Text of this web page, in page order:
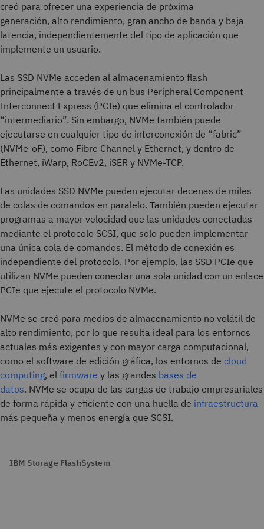
creó para ofrecer una experiencia de próxima
generación, alto rendimiento, gran ancho de banda y baja
latencia, independientemente del tipo de aplicación que
implemente un usuario.
Las SSD NVMe acceden al almacenamiento flash
principalmente a través de un bus Peripheral Component
Interconnect Express (PCIe) que elimina el controlador
“intermediario”. Sin embargo, NVMe también puede
ejecutarse en cualquier tipo de interconexión de “fabric”
(NVMe-oF), como Fibre Channel y Ethernet, y dentro de
Ethernet, iWarp, RoCEv2, iSER y NVMe-TCP.
Las unidades SSD NVMe pueden ejecutar decenas de miles
de colas de comandos en paralelo. También pueden ejecutar
programas a mayor velocidad que las unidades conectadas
mediante el protocolo SCSI, que solo pueden implementar
una única cola de comandos. El método de conexión es
independiente del protocolo. Por ejemplo, las SSD PCIe que
utilizan NVMe pueden conectar una sola unidad con un enlace
PCIe que ejecute el protocolo NVMe.
NVMe se creó para medios de almacenamiento no volátil de
alto rendimiento, por lo que resulta ideal para los entornos
actuales más exigentes y con mayor carga computacional,
como el software de edición gráfica, los entornos de cloud
computing, el firmware y las grandes bases de
datos. NVMe se ocupa de las cargas de trabajo empresariales
de forma rápida y eficiente con una huella de infraestructura
más pequeña y menos energía que SCSI.
IBM Storage FlashSystem